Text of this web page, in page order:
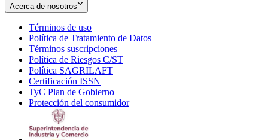
Acerca de nosotros
Términos de uso
in
new
window
Política de Tratamiento de Datos
Términos suscripciones
in
Política de Riesgos C/ST
Política SAGRILAFT
new
window
Certificación ISSN
in
new
TyC Plan de Gobierno
in
Protección del consumidorOpens